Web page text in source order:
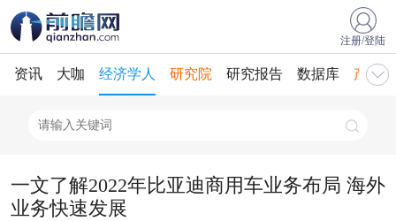
注册/登陆
资讯 大咖 经济学人 研究院 研究报告 数据库 产业
一文了解2022年比亚迪商用车业务布局 海外
业务快速发展